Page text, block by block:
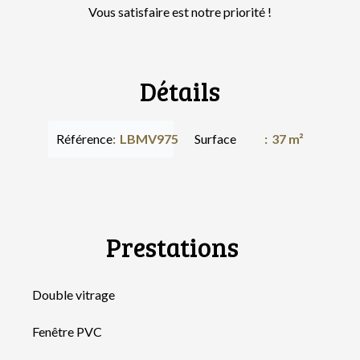
Vous satisfaire est notre priorité !
Détails
Référence LBMV975 Surface 37 m²
Prestations
Double vitrage
Fenêtre PVC